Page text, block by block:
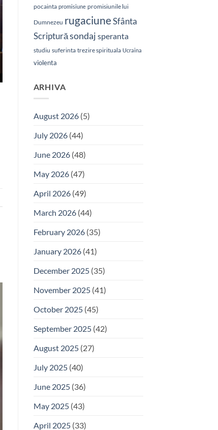
pocainta promisiune promisiunile lui
Dumnezeu rugaciuneSfânta
Scripturăsondaj speranta
studiu suferinta trezire spirituala Ucraina
violenta
ARHIVA
August 2026(5)
July 2026(44)
June 2026(48)
May 2026(47)
April 2026(49)
March 2026(44)
February 2026(35)
January 2026(41)
December 2025(35)
November 2025(41)
October 2025(45)
September 2025(42)
August 2025(27)
July 2025(40)
June 2025(36)
May 2025(43)
April 2025(33)